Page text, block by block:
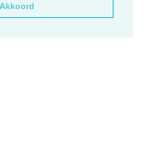
Akkoord